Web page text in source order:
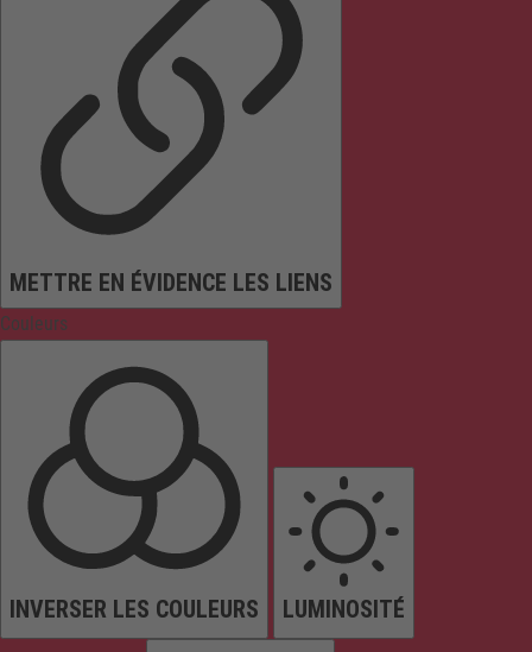
METTRE EN ÉVIDENCE LES LIENS
Couleurs
INVERSER LES COULEURS LUMINOSITÉ